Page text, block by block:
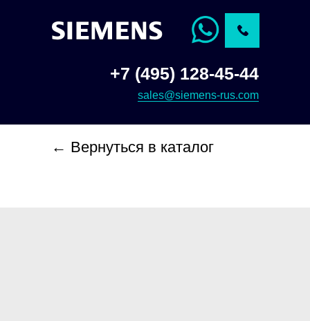
+7 (495) 128-45-44
sales@siemens-rus.com
← Вернуться в каталог